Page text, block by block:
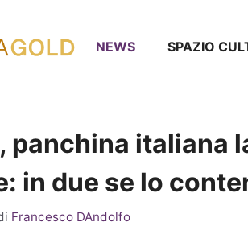
NEWS SPAZIO
panchina italiana
in due se lo
Francesco DAndolfo